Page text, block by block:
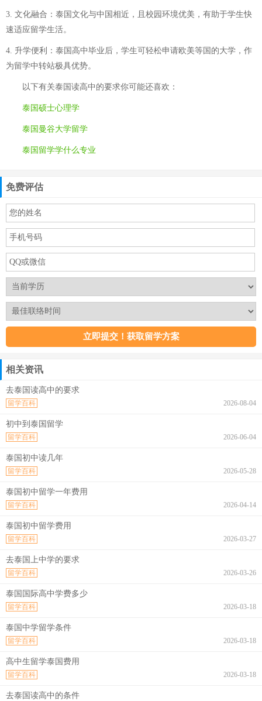
3. 文化融合：泰国文化与中国相近，且校园环境优美，有助于学生快
速适应留学生活。
4. 升学便利：泰国高中毕业后，学生可轻松申请欧美等国的大学，作
为留学中转站极具优势。
以下有关泰国读高中的要求你可能还喜欢：
泰国硕士心理学
泰国曼谷大学留学
泰国留学学什么专业
免费评估
相关资讯
去泰国读高中的要求
2026-08-04
留学百科
初中到泰国留学
2026-06-04
留学百科
泰国初中读几年
2026-05-28
留学百科
泰国初中留学一年费用
2026-04-14
留学百科
泰国初中留学费用
2026-03-27
留学百科
去泰国上中学的要求
2026-03-26
留学百科
泰国国际高中学费多少
2026-03-18
留学百科
泰国中学留学条件
2026-03-18
留学百科
高中生留学泰国费用
2026-03-18
留学百科
去泰国读高中的条件